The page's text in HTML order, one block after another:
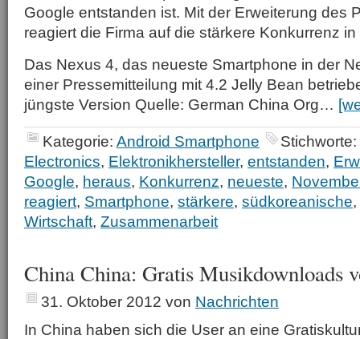
Google entstanden ist. Mit der Erweiterung des
reagiert die Firma auf die stärkere Konkurrenz
Das Nexus 4, das neueste Smartphone in der
einer Pressemitteilung mit 4.2 Jelly Bean
jüngste Version Quelle: German China Org…
Kategorie: Android Smartphone
Stichworte:
Electronics, Elektronikhersteller, entstanden,
Google, heraus, Konkurrenz, neueste,
reagiert, Smartphone, stärkere, südkoreanische,
Wirtschaft, Zusammenarbeit
China China: Gratis Musikdownloads
31. Oktober 2012 von Nachrichten
In China haben sich die User an eine